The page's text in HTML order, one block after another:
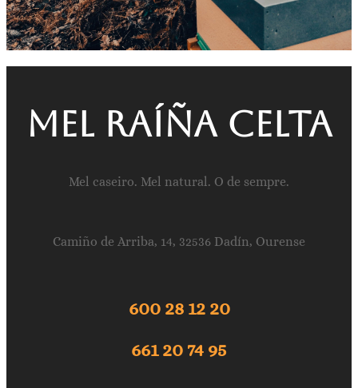
Mel raíña celta
Mel caseiro. Mel natural. O de sempre.
Camiño de Arriba, 14, 32536 Dadín, Ourense
600 28 12 20
661 20 74 95